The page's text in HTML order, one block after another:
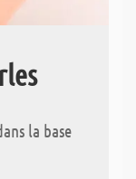
la base